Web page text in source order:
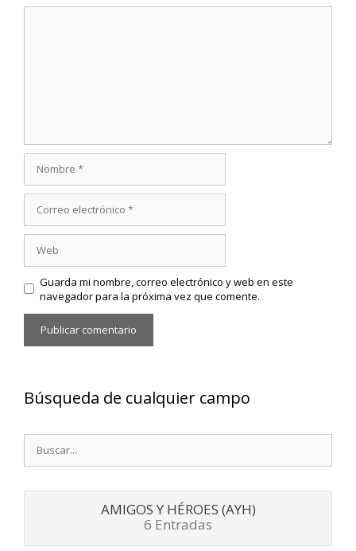
electrónico
Guarda mi nombre, correo electrónico y web en este
navegador para la próxima vez que comente.
Búsqueda de cualquier campo
Buscar:
AMIGOS Y HÉROES (AYH)
6 Entradas